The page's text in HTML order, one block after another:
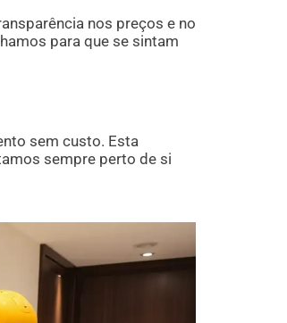
nos preços e no
para que se sintam
sem custo. Esta
sempre perto de si